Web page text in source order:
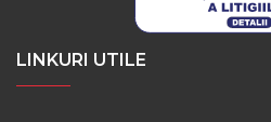
LINKURI UTILE